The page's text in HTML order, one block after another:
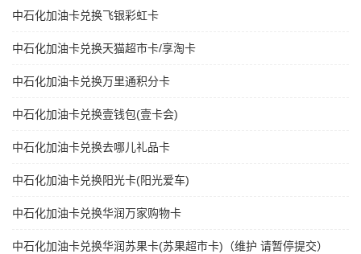
中石化加油卡兑换飞银彩虹卡
中石化加油卡兑换天猫超市卡/享淘卡
中石化加油卡兑换万里通积分卡
中石化加油卡兑换壹钱包(壹卡会)
中石化加油卡兑换去哪儿礼品卡
中石化加油卡兑换阳光卡(阳光爱车)
中石化加油卡兑换华润万家购物卡
中石化加油卡兑换华润苏果卡(苏果超市卡)（维护 请暂停提交）